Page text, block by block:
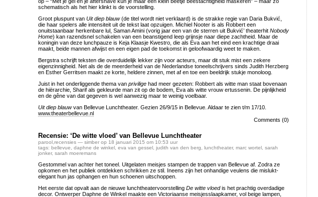
schematisch als het hier klinkt is de voorstelling.
Groot pluspunt van Uit diep blauw(de titel wordt niet verklaard) is de strakke regie van Daria Bukvić,
die haar spelers alle intensiteit uit de tekst laat opzuigen. Michiel Nooter is als Robbert een
onuitstaanbaar herkenbare lul, Saman Amini (vorig jaar een van de sterren uit Bukvić’ theaterhit Nobody
Home) kan razendsnel schakelen van een beanstigend leep grijnsje naar diepe zachtheid. Maar de
koningin van deze lunchpauze is Keja Klaasje Kwestro, die als Eva aan het eind een krachtige draai
maakt, beide mannen afwijst en een eigen pad de toekomst in geloofwaardig weet te maken.
Bergstra schrijft teksten die overduidelijk lekker zijn voor acteurs, maar dit stuk mist een zekere
eigenzinnigheid. Net als de de meerderheid van de Nederlandse toneelschrijvers sinds Judith Herzberg
en Esther Gerritsen maakt ze korte, heldere zinnen, met af en toe een beeldrijk stukje monoloog.
Juist in het onderliggende thema van privilige had meer gezeten: Robbert als witte man staat bovenaan
de hiërarchie, Sharif als gekleurde man zit op de bodem, Eva als witte vrouw ertussenin. De pijnlijkheid
en de gêne van dat gegeven is wel aanwezig maar te weinig voelbaar.
Uit diep blauwvan Bellevue Lunchtheater. Gezien 26/9/15 in Bellevue. Aldaar te zien t/m 17/10.
www.theaterbellevue.nl
Comments (0)
Recensie: ‘De witte vloed’ van Bellevue Lunchtheater
parool recensies — simber op 18 januari 2015 om 10:53 uur
tags: bellevue daphne de winkel eva van gessel judith van den berg lunchtheater, marc wortel sarah
jonker, sarah moeremans
Gestommel van achter het toneel. Uitgelaten meisjes stampen de trappen van Bellevue af. Zodra ze
opkomen en het publiek ontdekken schrikken ze stil. Ineens zijn het onhandige veulens die mislukt-
elegant hun jas ophangen en hun schoenen uitschoppen.
Het eerste dat opvalt aan de nieuwe lunchtheatervoorstelling De witte vloedis het prachtig overdadige
decor. Ontwerper Daphne de Winkel maakte een Victoriaanse meisjesslaapkamer, vol beige lampen,